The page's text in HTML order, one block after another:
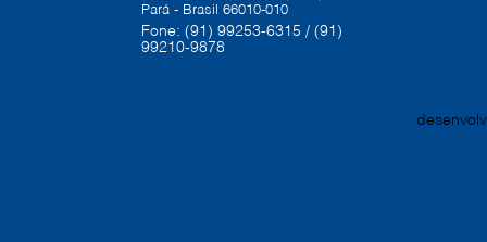
Pará - Brasil 66010-010
Fone: (91) 99253-6315 / (91)
99210-9878